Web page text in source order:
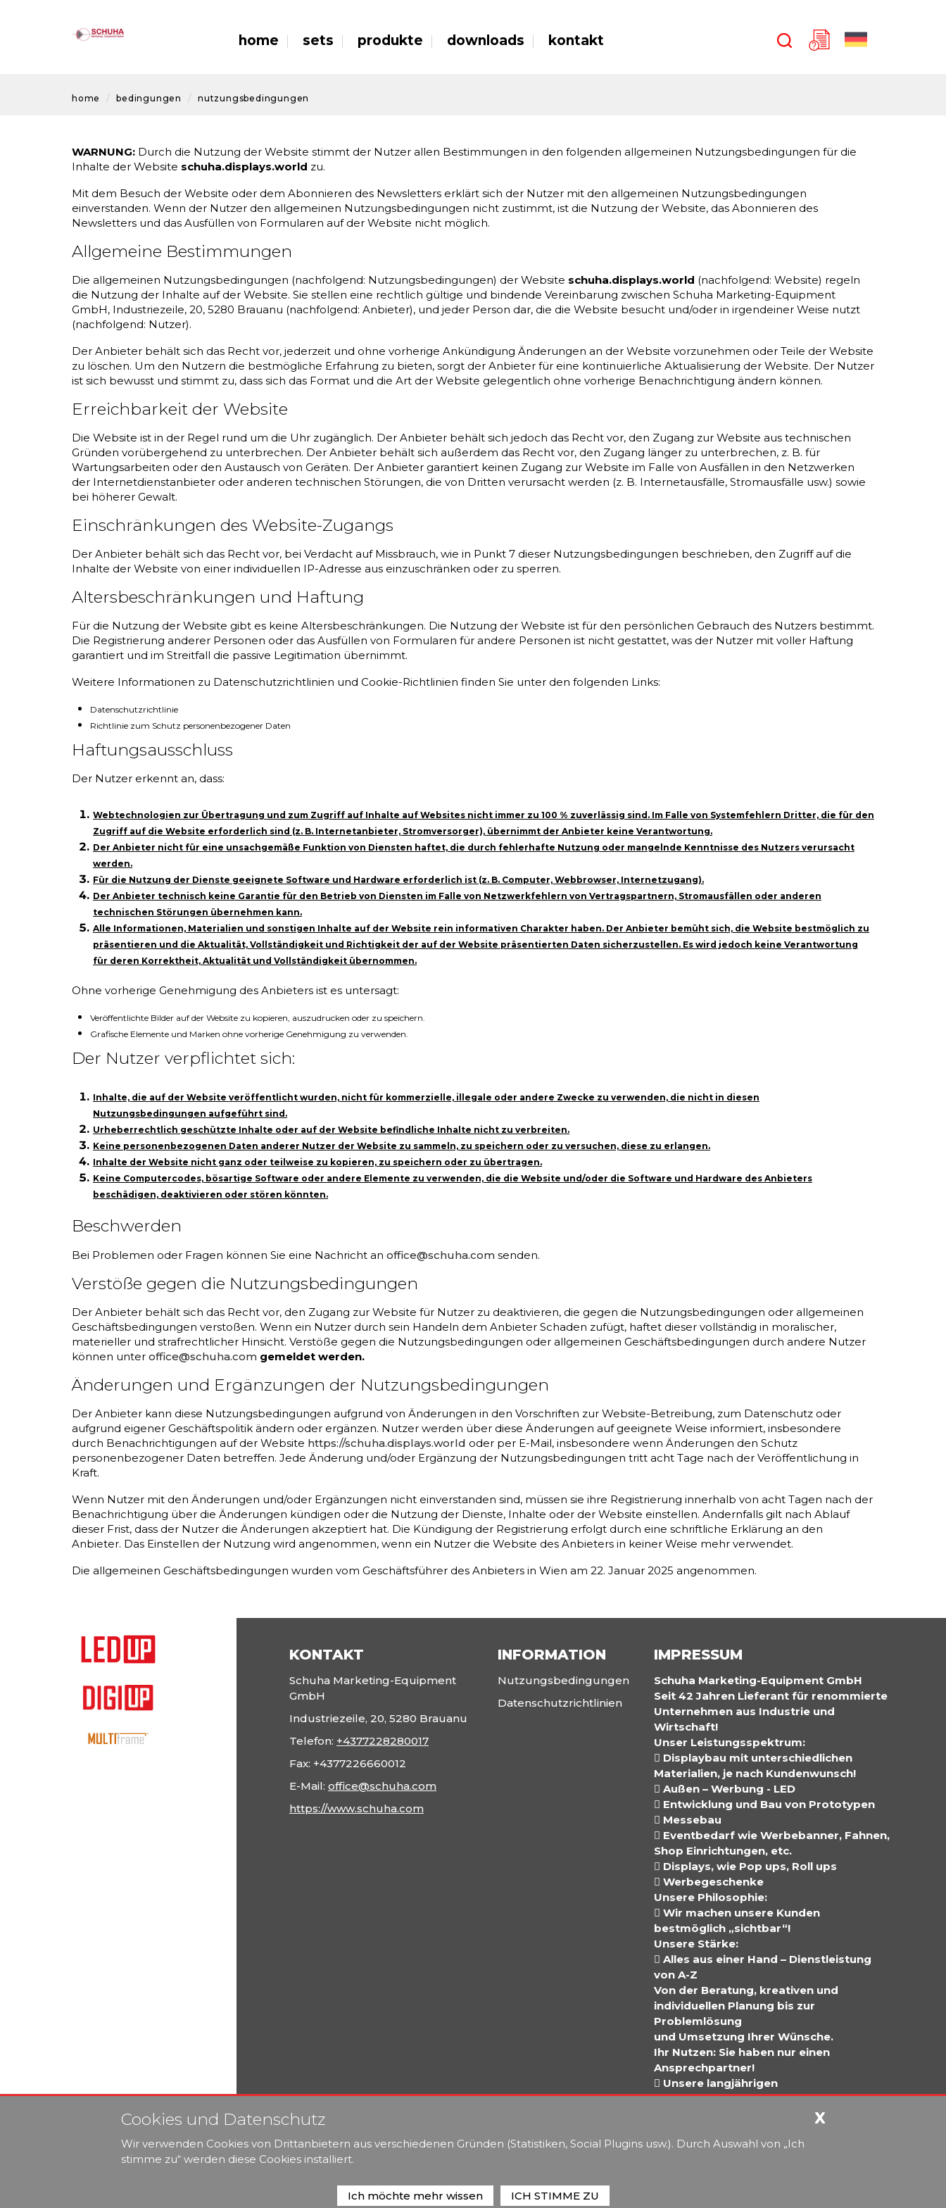
home sets produkte downloads kontakt ?
home bedingungen nutzungsbedingungen
WARNUNG: Durch die Nutzung der Website stimmt der Nutzer allen Bestimmungen in den folgenden allgemeinen Nutzungsbedingungen für die
Inhalte der Website schuha.displays.world zu.
Mit dem Besuch der Website oder dem Abonnieren des Newsletters erklärt sich der Nutzer mit den allgemeinen Nutzungsbedingungen
einverstanden. Wenn der Nutzer den allgemeinen Nutzungsbedingungen nicht zustimmt, ist die Nutzung der Website, das Abonnieren des
Newsletters und das Ausfüllen von Formularen auf der Website nicht möglich.
Allgemeine Bestimmungen
Die allgemeinen Nutzungsbedingungen (nachfolgend: Nutzungsbedingungen) der Website schuha.displays.world (nachfolgend: Website) regeln
die Nutzung der Inhalte auf der Website. Sie stellen eine rechtlich gültige und bindende Vereinbarung zwischen Schuha Marketing-Equipment
GmbH, Industriezeile, 20, 5280 Brauanu (nachfolgend: Anbieter), und jeder Person dar, die die Website besucht und/oder in irgendeiner Weise nutzt
(nachfolgend: Nutzer).
Der Anbieter behält sich das Recht vor, jederzeit und ohne vorherige Ankündigung Änderungen an der Website vorzunehmen oder Teile der Website
zu löschen. Um den Nutzern die bestmögliche Erfahrung zu bieten, sorgt der Anbieter für eine kontinuierliche Aktualisierung der Website. Der Nutzer
ist sich bewusst und stimmt zu, dass sich das Format und die Art der Website gelegentlich ohne vorherige Benachrichtigung ändern können.
Erreichbarkeit der Website
Die Website ist in der Regel rund um die Uhr zugänglich. Der Anbieter behält sich jedoch das Recht vor, den Zugang zur Website aus technischen
Gründen vorübergehend zu unterbrechen. Der Anbieter behält sich außerdem das Recht vor, den Zugang länger zu unterbrechen, z. B. für
Wartungsarbeiten oder den Austausch von Geräten. Der Anbieter garantiert keinen Zugang zur Website im Falle von Ausfällen in den Netzwerken
der Internetdienstanbieter oder anderen technischen Störungen, die von Dritten verursacht werden (z. B. Internetausfälle, Stromausfälle usw.) sowie
bei höherer Gewalt.
Einschränkungen des Website-Zugangs
Der Anbieter behält sich das Recht vor, bei Verdacht auf Missbrauch, wie in Punkt 7 dieser Nutzungsbedingungen beschrieben, den Zugriff auf die
Inhalte der Website von einer individuellen IP-Adresse aus einzuschränken oder zu sperren.
Altersbeschränkungen und Haftung
Für die Nutzung der Website gibt es keine Altersbeschränkungen. Die Nutzung der Website ist für den persönlichen Gebrauch des Nutzers bestimmt.
Die Registrierung anderer Personen oder das Ausfüllen von Formularen für andere Personen ist nicht gestattet, was der Nutzer mit voller Haftung
garantiert und im Streitfall die passive Legitimation übernimmt.
Weitere Informationen zu Datenschutzrichtlinien und Cookie-Richtlinien finden Sie unter den folgenden Links:
Datenschutzrichtlinie
Richtlinie zum Schutz personenbezogener Daten
Haftungsausschluss
Der Nutzer erkennt an, dass:
Webtechnologien zur Übertragung und zum Zugriff auf Inhalte auf Websites nicht immer zu 100 % zuverlässig sind. Im Falle von Systemfehlern Dritter, die für den
Zugriff auf die Website erforderlich sind (z. B. Internetanbieter, Stromversorger), übernimmt der Anbieter keine Verantwortung.
Der Anbieter nicht für eine unsachgemäße Funktion von Diensten haftet, die durch fehlerhafte Nutzung oder mangelnde Kenntnisse des Nutzers verursacht
werden.
Für die Nutzung der Dienste geeignete Software und Hardware erforderlich ist (z. B. Computer, Webbrowser, Internetzugang).
Der Anbieter technisch keine Garantie für den Betrieb von Diensten im Falle von Netzwerkfehlern von Vertragspartnern, Stromausfällen oder anderen
technischen Störungen übernehmen kann.
Alle Informationen, Materialien und sonstigen Inhalte auf der Website rein informativen Charakter haben. Der Anbieter bemüht sich, die Website bestmöglich zu
präsentieren und die Aktualität, Vollständigkeit und Richtigkeit der auf der Website präsentierten Daten sicherzustellen. Es wird jedoch keine Verantwortung
für deren Korrektheit, Aktualität und Vollständigkeit übernommen.
Ohne vorherige Genehmigung des Anbieters ist es untersagt:
Veröffentlichte Bilder auf der Website zu kopieren, auszudrucken oder zu speichern.
Grafische Elemente und Marken ohne vorherige Genehmigung zu verwenden.
Der Nutzer verpflichtet sich:
Inhalte, die auf der Website veröffentlicht wurden, nicht für kommerzielle, illegale oder andere Zwecke zu verwenden, die nicht in diesen
Nutzungsbedingungen aufgeführt sind.
Urheberrechtlich geschützte Inhalte oder auf der Website befindliche Inhalte nicht zu verbreiten.
Keine personenbezogenen Daten anderer Nutzer der Website zu sammeln, zu speichern oder zu versuchen, diese zu erlangen.
Inhalte der Website nicht ganz oder teilweise zu kopieren, zu speichern oder zu übertragen.
Keine Computercodes, bösartige Software oder andere Elemente zu verwenden, die die Website und/oder die Software und Hardware des Anbieters
beschädigen, deaktivieren oder stören könnten.
Beschwerden
Bei Problemen oder Fragen können Sie eine Nachricht an office@schuha.com senden.
Verstöße gegen die Nutzungsbedingungen
Der Anbieter behält sich das Recht vor, den Zugang zur Website für Nutzer zu deaktivieren, die gegen die Nutzungsbedingungen oder allgemeinen
Geschäftsbedingungen verstoßen. Wenn ein Nutzer durch sein Handeln dem Anbieter Schaden zufügt, haftet dieser vollständig in moralischer,
materieller und strafrechtlicher Hinsicht. Verstöße gegen die Nutzungsbedingungen oder allgemeinen Geschäftsbedingungen durch andere Nutzer
können unter office@schuha.com gemeldet werden.
Änderungen und Ergänzungen der Nutzungsbedingungen
Der Anbieter kann diese Nutzungsbedingungen aufgrund von Änderungen in den Vorschriften zur Website-Betreibung, zum Datenschutz oder
aufgrund eigener Geschäftspolitik ändern oder ergänzen. Nutzer werden über diese Änderungen auf geeignete Weise informiert, insbesondere
durch Benachrichtigungen auf der Website https://schuha.displays.world oder per E-Mail, insbesondere wenn Änderungen den Schutz
personenbezogener Daten betreffen. Jede Änderung und/oder Ergänzung der Nutzungsbedingungen tritt acht Tage nach der Veröffentlichung in
Kraft.
Wenn Nutzer mit den Änderungen und/oder Ergänzungen nicht einverstanden sind, müssen sie ihre Registrierung innerhalb von acht Tagen nach der
Benachrichtigung über die Änderungen kündigen oder die Nutzung der Dienste, Inhalte oder der Website einstellen. Andernfalls gilt nach Ablauf
dieser Frist, dass der Nutzer die Änderungen akzeptiert hat. Die Kündigung der Registrierung erfolgt durch eine schriftliche Erklärung an den
Anbieter. Das Einstellen der Nutzung wird angenommen, wenn ein Nutzer die Website des Anbieters in keiner Weise mehr verwendet.
Die allgemeinen Geschäftsbedingungen wurden vom Geschäftsführer des Anbieters in Wien am 22. Januar 2025 angenommen.
KONTAKT
Schuha Marketing-Equipment
GmbH
Industriezeile, 20, 5280 Brauanu
Telefon: +4377228280017
Fax: +4377226660012
E-Mail: office@schuha.com
https://www.schuha.com
INFORMATION
Nutzungsbedingungen
Datenschutzrichtlinien
IMPRESSUM
Schuha Marketing-Equipment GmbH
Seit 42 Jahren Lieferant für renommierte
Unternehmen aus Industrie und
Wirtschaft!
Unser Leistungsspektrum:
 Displaybau mit unterschiedlichen
Materialien, je nach Kundenwunsch!
 Außen – Werbung - LED
 Entwicklung und Bau von Prototypen
 Messebau
 Eventbedarf wie Werbebanner, Fahnen,
Shop Einrichtungen, etc.
 Displays, wie Pop ups, Roll ups
 Werbegeschenke
Unsere Philosophie:
 Wir machen unsere Kunden
bestmöglich „sichtbar“!
Unsere Stärke:
 Alles aus einer Hand – Dienstleistung
von A-Z
Von der Beratung, kreativen und
individuellen Planung bis zur
Problemlösung
und Umsetzung Ihrer Wünsche.
Ihr Nutzen: Sie haben nur einen
Ansprechpartner!
 Unsere langjährigen
Kooperationspartner tragen zur
von uns koordiniert und arbeiten nach
X
Cookies und Datenschutz
Wir verwenden Cookies von Drittanbietern aus verschiedenen Gründen (Statistiken, Social Plugins usw.). Durch Auswahl von „Ich
stimme zu“ werden diese Cookies installiert.
Ich möchte mehr wissen ICH STIMME ZU